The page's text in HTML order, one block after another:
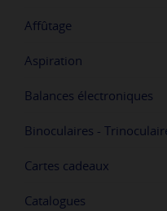
Affûtage
Aspiration
Balances électroniques
Binoculaires -
Cartes cadeaux
Catalogues